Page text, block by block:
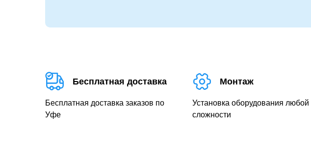
Бесплатная доставка
Бесплатная доставка заказов по
Уфе
Монтаж
Установка оборудования любой
сложности